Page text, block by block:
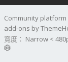
Community platform
add-ons by
寬度